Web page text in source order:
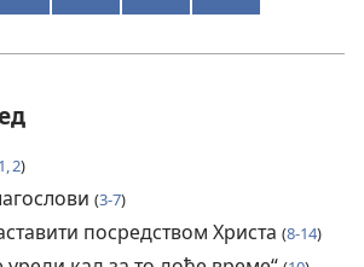
2)
(3-7)
посредством Христа (8-14)